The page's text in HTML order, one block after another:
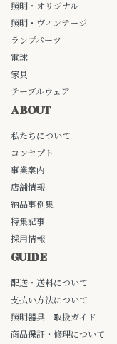
照明・オリジナル
照明・ヴィンテージ
ランプパーツ
電球
家具
テーブルウェア
ABOUT
私たちについて
コンセプト
事業案内
店舗情報
納品事例集
特集記事
採用情報
GUIDE
配送・送料について
支払い方法について
照明器具 取扱ガイド
商品保証・修理について